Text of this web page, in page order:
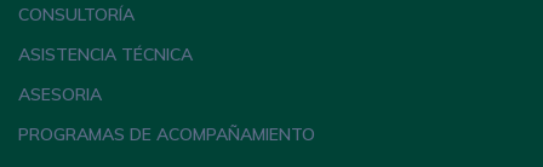
CONSULTORÍA
ASISTENCIA TÉCNICA
ASESORIA
PROGRAMAS DE ACOMPAÑAMIENTO